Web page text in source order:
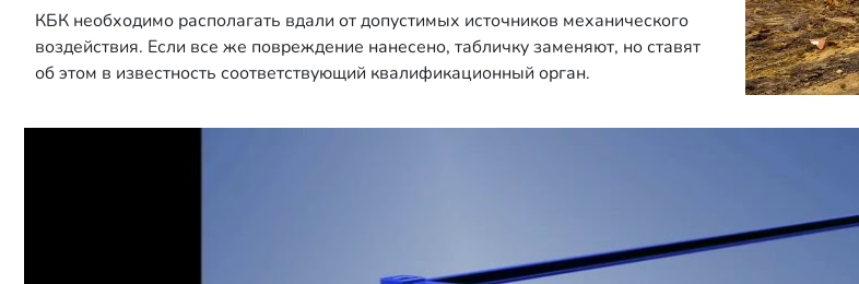
КБК необходимо располагать вдали от допустимых источников механического
воздействия. Если все же повреждение нанесено, табличку заменяют, но ставят
об этом в известность соответствующий квалификационный орган.